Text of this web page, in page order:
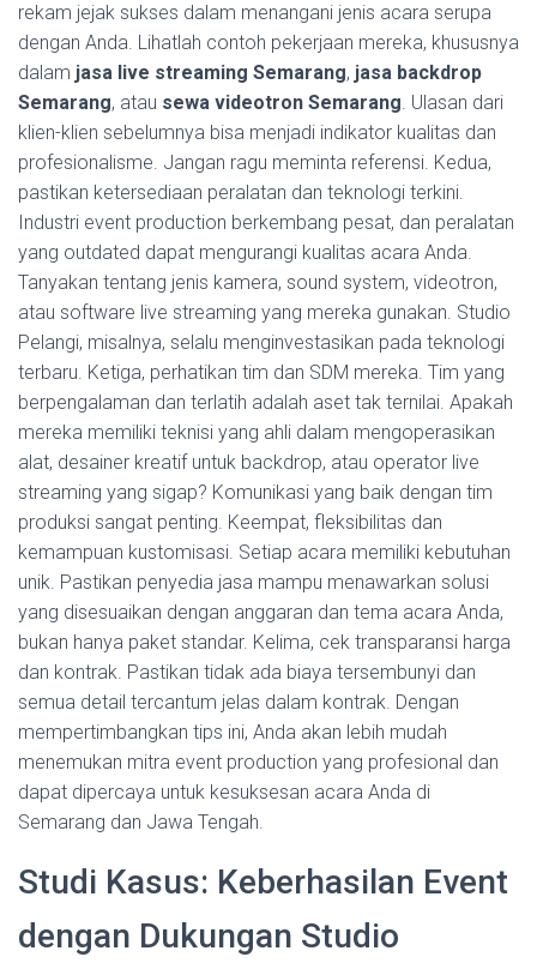
rekam jejak sukses dalam menangani jenis acara serupa
dengan Anda. Lihatlah contoh pekerjaan mereka, khususnya
dalam jasa live streaming Semarang, jasa backdrop
Semarang, atau sewa videotron Semarang. Ulasan dari
klien-klien sebelumnya bisa menjadi indikator kualitas dan
profesionalisme. Jangan ragu meminta referensi. Kedua,
pastikan ketersediaan peralatan dan teknologi terkini.
Industri event production berkembang pesat, dan peralatan
yang outdated dapat mengurangi kualitas acara Anda.
Tanyakan tentang jenis kamera, sound system, videotron,
atau software live streaming yang mereka gunakan. Studio
Pelangi, misalnya, selalu menginvestasikan pada teknologi
terbaru. Ketiga, perhatikan tim dan SDM mereka. Tim yang
berpengalaman dan terlatih adalah aset tak ternilai. Apakah
mereka memiliki teknisi yang ahli dalam mengoperasikan
alat, desainer kreatif untuk backdrop, atau operator live
streaming yang sigap? Komunikasi yang baik dengan tim
produksi sangat penting. Keempat, fleksibilitas dan
kemampuan kustomisasi. Setiap acara memiliki kebutuhan
unik. Pastikan penyedia jasa mampu menawarkan solusi
yang disesuaikan dengan anggaran dan tema acara Anda,
bukan hanya paket standar. Kelima, cek transparansi harga
dan kontrak. Pastikan tidak ada biaya tersembunyi dan
semua detail tercantum jelas dalam kontrak. Dengan
mempertimbangkan tips ini, Anda akan lebih mudah
menemukan mitra event production yang profesional dan
dapat dipercaya untuk kesuksesan acara Anda di
Semarang dan Jawa Tengah.
Studi Kasus: Keberhasilan Event
dengan Dukungan Studio